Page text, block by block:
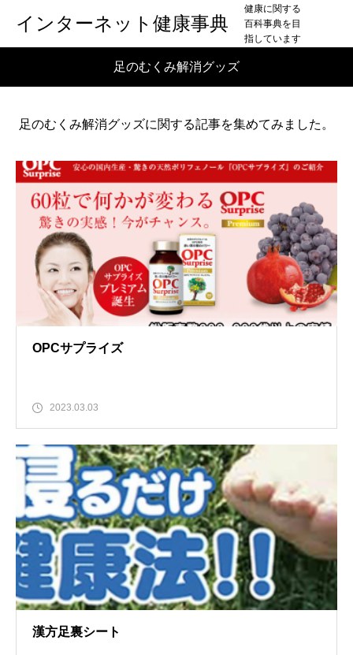
インターネット健康事典
健康に関する
百科事典を目
指しています
足のむくみ解消グッズ
足のむくみ解消グッズに関する記事を集めてみました。
OPCサプライズ
2023.03.03
漢方足裏シート